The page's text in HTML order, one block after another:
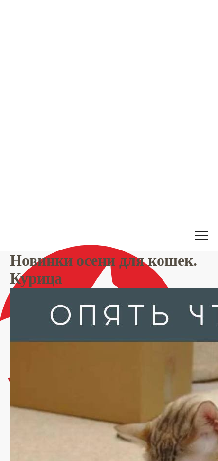
Новинки осени для кошек.
Курица